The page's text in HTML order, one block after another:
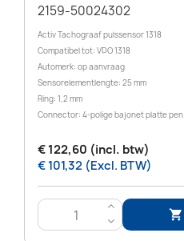
2159-50024302
Activ Tachograaf pulssensor 1318
Compatibel tot: VDO 1318
Automerk: op aanvraag
Sensorelementlengte: 25 mm
Ring: 1,2 mm
Connector: 4-polige bajonet platte pen
€ 122,60 (incl. btw)
€ 101,32 (Excl. BTW)
>
<
